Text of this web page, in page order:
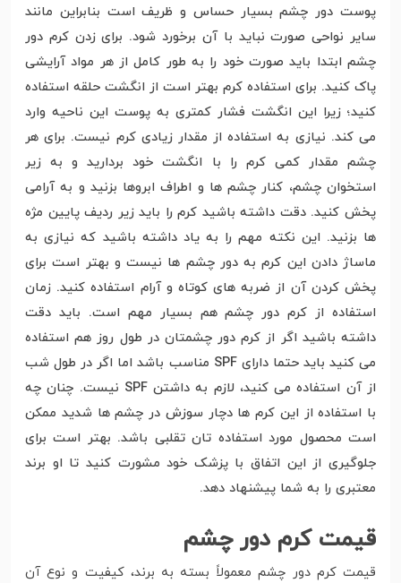
پوست دور چشم بسیار حساس و ظریف است بنابراین مانند
سایر نواحی صورت نباید با آن برخورد شود. برای زدن کرم دور
چشم ابتدا باید صورت خود را به طور کامل از هر مواد آرایشی
پاک کنید. برای استفاده کرم بهتر است از انگشت حلقه استفاده
کنید؛ زیرا این انگشت فشار کمتری به پوست این ناحیه وارد
می کند. نیازی به استفاده از مقدار زیادی کرم نیست. برای هر
چشم مقدار کمی کرم را با انگشت خود بردارید و به زیر
استخوان چشم، کنار چشم ها و اطراف ابروها بزنید و به آرامی
پخش کنید. دقت داشته باشید کرم را باید زیر ردیف پایین مژه
ها بزنید. این نکته مهم را به یاد داشته باشید که نیازی به
ماساژ دادن این کرم به دور چشم ها نیست و بهتر است برای
پخش کردن آن از ضربه های کوتاه و آرام استفاده کنید. زمان
استفاده از کرم دور چشم هم بسیار مهم است. باید دقت
داشته باشید اگر از کرم دور چشمتان در طول روز هم استفاده
می کنید باید حتما دارای SPF مناسب باشد اما اگر در طول شب
از آن استفاده می کنید، لازم به داشتن SPF نیست. چنان چه
با استفاده از این کرم ها دچار سوزش در چشم ها شدید ممکن
است محصول مورد استفاده تان تقلبی باشد. بهتر است برای
جلوگیری از این اتفاق با پزشک خود مشورت کنید تا او برند
معتبری را به شما پیشنهاد دهد.
قیمت کرم دور چشم
قیمت کرم دور چشم معمولاً بسته به برند، کیفیت و نوع آن